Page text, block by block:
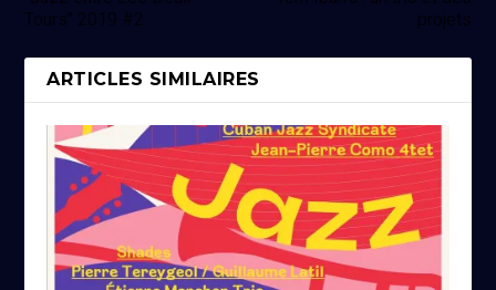
Tours’’ 2019 #2
projets
ARTICLES SIMILAIRES